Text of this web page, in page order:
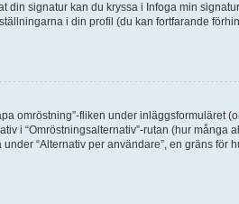
din signatur kan du kryssa i Infoga min
i din profil (du kan fortfarande
omröstning”-fliken under inläggsformuläret
i “Omröstningsalternativ”-rutan (hur många
“Alternativ per användare”, en gräns för